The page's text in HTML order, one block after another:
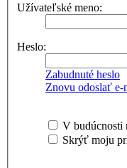
Užívateľské meno:
Heslo:
Zabudnuté heslo
Znovu odoslať e-
V budúcnosti
Skrýť moju